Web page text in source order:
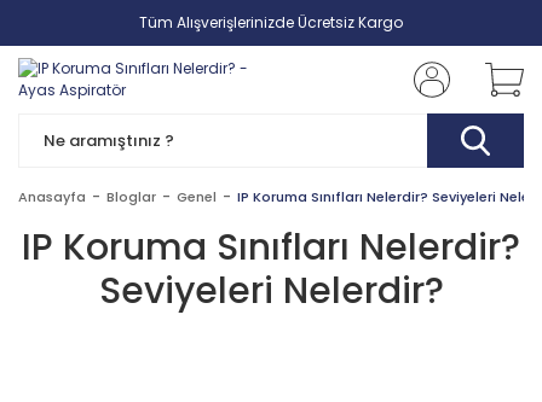
Tüm Alışverişlerinizde Ücretsiz Kargo
Anasayfa Bloglar Genel IP Koruma Sınıfları Nelerdir? Seviyeleri
IP Koruma Sınıfları Nelerdir?
Seviyeleri Nelerdir?